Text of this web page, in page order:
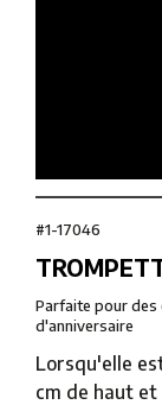
#1-17046
Parfaite pour
d'anniversaire
Lorsqu'elle
cm de haut et